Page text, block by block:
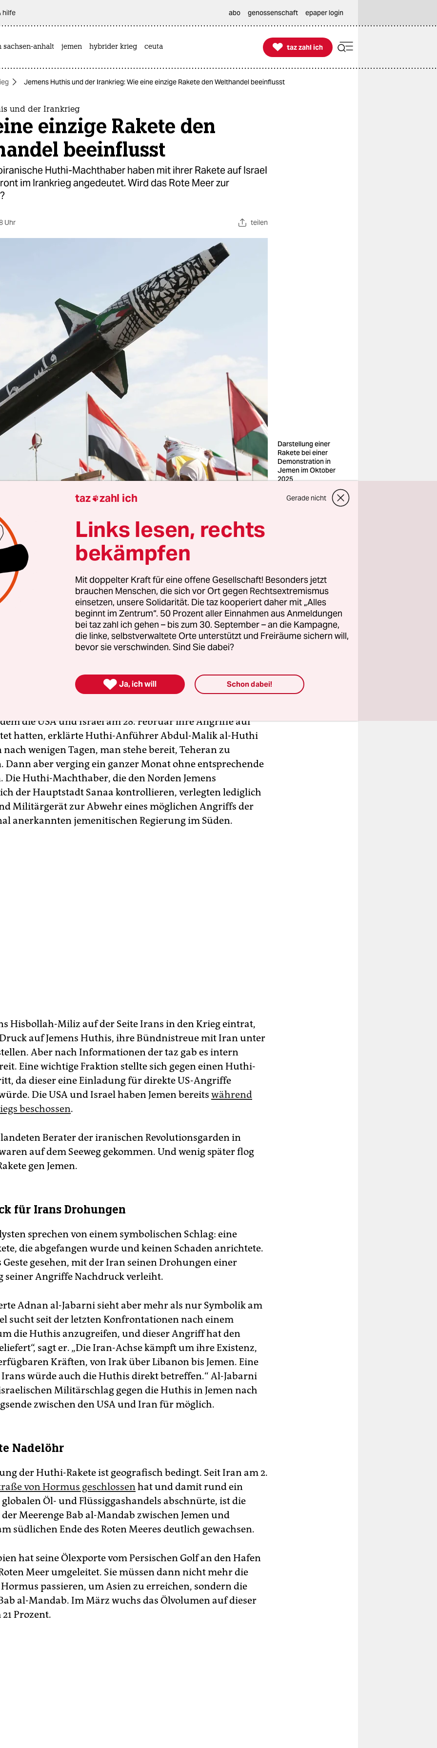
hilfe abo genossenschaft epaper login
sachsen-anhalt jemen hybrider krieg ceuta 
taz zahl ich
taz zahl ich
Jemens Huthis und der Irankrieg: Wie eine einzige Rakete den Welthandel beeinflusst
und der Irankrieg
einzige Rakete den
beeinflusst
Huthi-Machthaber haben mit ihrer Rakete auf Israel
im Irankrieg angedeutet. Wird das Rote Meer zur
Uhr teilen
Darstellung einer
Rakete bei einer
Demonstration in
Jemen im Oktober
2025
Hamoud/Anadolu/ima
Najm Aldain Qasem
Machthaber in Jemen am 27. März
Israel abfeuerten, traf das sogar Teile der eigenen
Erst Stunden zuvor hatte der Huthi-
gesagt, man habe „die Finger am Abzug“ und werde
in den Krieg eintreten, falls nämlich die Anti-Iran-
oder Irans Infrastruktur direkt getroffen werde. Dann
zur Tat, ohne dass einer dieser Umstände eingetreten
, er sei überrascht und der Raketenabschuss sei ein
„militärischem Übermut“.
die USA und Israel am 28. Februar ihre Angriffe auf
hatten, erklärte Huthi-Anführer Abdul-Malik al-Huthi
nach wenigen Tagen, man stehe bereit, Teheran zu
Dann aber verging ein ganzer Monat ohne entsprechende
Die Huthi-Machthaber, die den Norden Jemens
der Hauptstadt Sanaa kontrollieren, verlegten lediglich
Militärgerät zur Abwehr eines möglichen Angriffs der
anerkannten jemenitischen Regierung im Süden.
Hisbollah-Miliz auf der Seite Irans in den Krieg eintrat,
auf Jemens Huthis, ihre Bündnistreue mit Iran unter
Aber nach Informationen der taz gab es intern
Eine wichtige Fraktion stellte sich gegen einen Huthi-
da dieser eine Einladung für direkte US-Angriffe
Die USA und Israel haben Jemen bereits während
beschossen.
Berater der iranischen Revolutionsgarden in
auf dem Seeweg gekommen. Und wenig später flog
gen Jemen.
für Irans Drohungen
sprechen von einem symbolischen Schlag: eine
die abgefangen wurde und keinen Schaden anrichtete.
Geste gesehen, mit der Iran seinen Drohungen einer
seiner Angriffe Nachdruck verleiht.
Adnan al-Jabarni sieht aber mehr als nur Symbolik am
sucht seit der letzten Konfrontationen nach einem
die Huthis anzugreifen, und dieser Angriff hat den
sagt er. „Die Iran-Achse kämpft um ihre Existenz,
Kräften, von Irak über Libanon bis Jemen. Eine
würde auch die Huthis direkt betreffen.“ Al-Jabarni
Militärschlag gegen die Huthis in Jemen nach
zwischen den USA und Iran für möglich.
Nadelöhr
der Huthi-Rakete ist geografisch bedingt. Seit Iran am 2.
von Hormus geschlossenhat und damit rund ein
Öl- und Flüssiggashandels abschnürte, ist die
Meerenge Bab al-Mandab zwischen Jemen und
südlichen Ende des Roten Meeres deutlich gewachsen.
hat seine Ölexporte vom Persischen Golf an den Hafen
Meer umgeleitet. Sie müssen dann nicht mehr die
passieren, um Asien zu erreichen, sondern die
al-Mandab. Im März wuchs das Ölvolumen auf dieser
Prozent.
taz zahl ich Gerade nicht
Links lesen, rechts
bekämpfen
Mit doppelter Kraft für eine offene Gesellschaft! Besonders jetzt
brauchen Menschen, die sich vor Ort gegen Rechtsextremismus
einsetzen, unsere Solidarität. Die taz kooperiert daher mit „Alles
beginnt im Zentrum“. 50 Prozent aller Einnahmen aus Anmeldungen
bei taz zahl ich gehen – bis zum 30. September – an die Kampagne,
die linke, selbstverwaltete Orte unterstützt und Freiräume sichern will,
bevor sie verschwinden. Sind Sie dabei?
 Ja, ich will Schon dabei!